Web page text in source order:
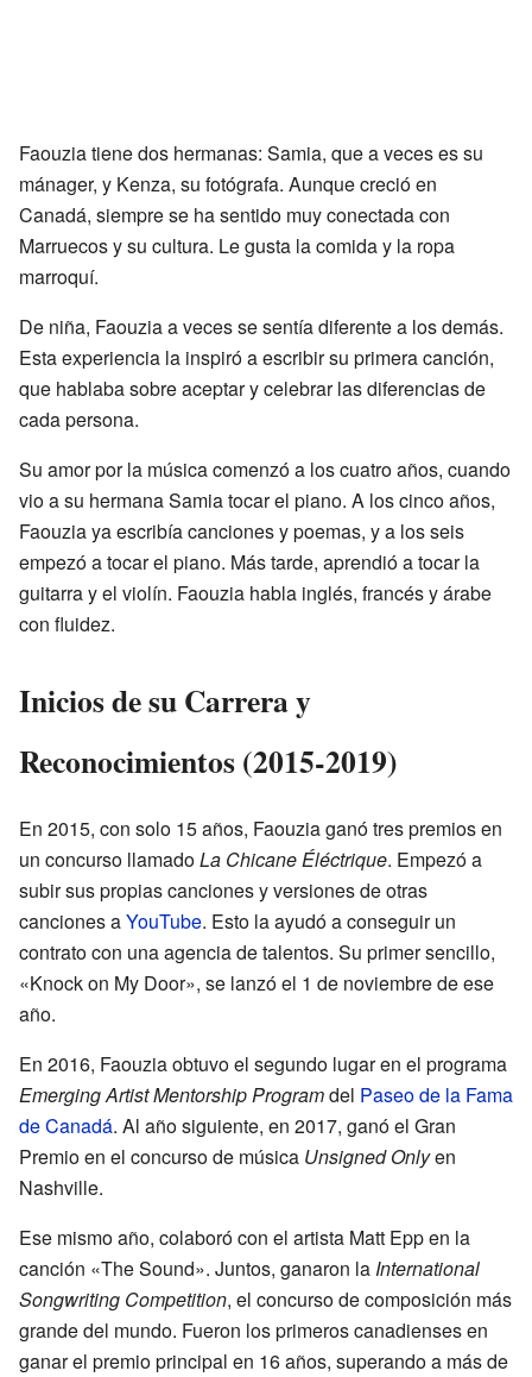
Faouzia tiene dos hermanas: Samia, que a veces es su
mánager, y Kenza, su fotógrafa. Aunque creció en
Canadá, siempre se ha sentido muy conectada con
Marruecos y su cultura. Le gusta la comida y la ropa
marroquí.
De niña, Faouzia a veces se sentía diferente a los demás.
Esta experiencia la inspiró a escribir su primera canción,
que hablaba sobre aceptar y celebrar las diferencias de
cada persona.
Su amor por la música comenzó a los cuatro años, cuando
vio a su hermana Samia tocar el piano. A los cinco años,
Faouzia ya escribía canciones y poemas, y a los seis
empezó a tocar el piano. Más tarde, aprendió a tocar la
guitarra y el violín. Faouzia habla inglés, francés y árabe
con fluidez.
Inicios de su Carrera y
Reconocimientos (2015-2019)
En 2015, con solo 15 años, Faouzia ganó tres premios en
un concurso llamadoLa Chicane Éléctrique. Empezó a
subir sus propias canciones y versiones de otras
canciones aYouTube. Esto la ayudó a conseguir un
contrato con una agencia de talentos. Su primer sencillo,
«Knock on My Door», se lanzó el 1 de noviembre de ese
año.
En 2016, Faouzia obtuvo el segundo lugar en el programa
Emerging Artist Mentorship Programdel Paseo de la Fama
de Canadá. Al año siguiente, en 2017, ganó el Gran
Premio en el concurso de música Unsigned Onlyen
Nashville.
Ese mismo año, colaboró con el artista Matt Epp en la
canción «The Sound». Juntos, ganaron la International
Songwriting Competition, el concurso de composición más
grande del mundo. Fueron los primeros canadienses en
ganar el premio principal en 16 años, superando a más de